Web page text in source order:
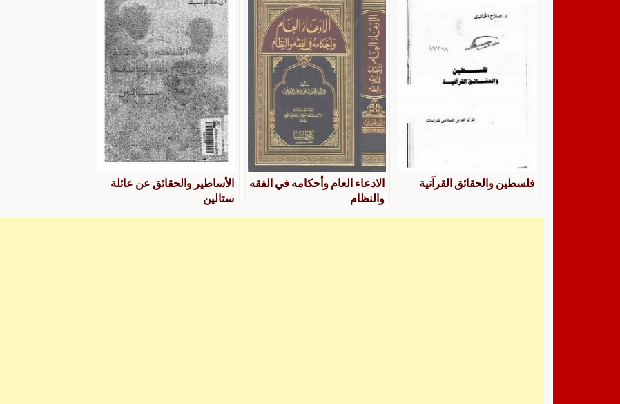
فلسطين والحقائق القرآنية
الادعاء العام وأحكامه في الفقه
والنظام
الأساطير والحقائق عن عائلة
ستالين